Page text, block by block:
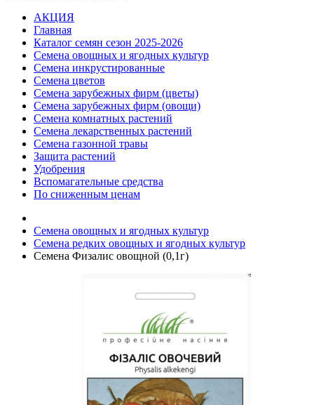
АКЦИЯ
Главная
Каталог семян сезон 2025-2026
Семена овощных и ягодных культур
Семена инкрустированные
Семена цветов
Семена зарубежных фирм (цветы)
Семена зарубежных фирм (овощи)
Семена комнатных растений
Семена лекарственных растений
Семена газонной травы
Защита растений
Удобрения
Вспомагательные средства
По сниженным ценам
Семена овощных и ягодных культур
Семена редких овощных и ягодных культур
Семена Физалис овощной (0,1г)